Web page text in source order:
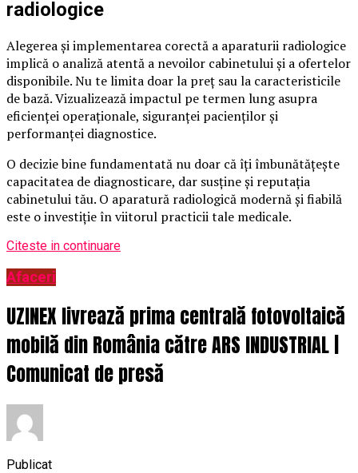
radiologice
Alegerea și implementarea corectă a aparaturii radiologice
implică o analiză atentă a nevoilor cabinetului și a ofertelor
disponibile. Nu te limita doar la preț sau la caracteristicile
de bază. Vizualizează impactul pe termen lung asupra
eficienței operaționale, siguranței pacienților și
performanței diagnostice.
O decizie bine fundamentată nu doar că îți îmbunătățește
capacitatea de diagnosticare, dar susține și reputația
cabinetului tău. O aparatură radiologică modernă și fiabilă
este o investiție în viitorul practicii tale medicale.
Citeste in continuare
Afaceri
UZINEX livrează prima centrală fotovoltaică
mobilă din România către ARS INDUSTRIAL |
Comunicat de presă
Publicat